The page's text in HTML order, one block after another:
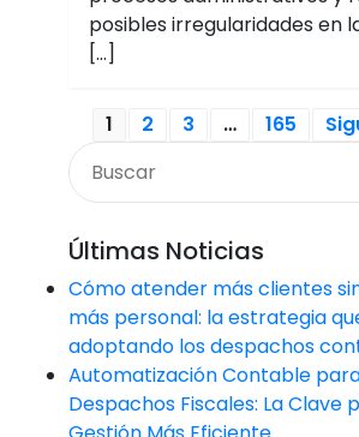
posibles irregularidades en
[…]
1 2 3 … 165
Últimas Noticias
Cómo atender más clientes
más personal: la estrategia
adoptando los despachos
Automatización Contable
Despachos Fiscales: La Clave